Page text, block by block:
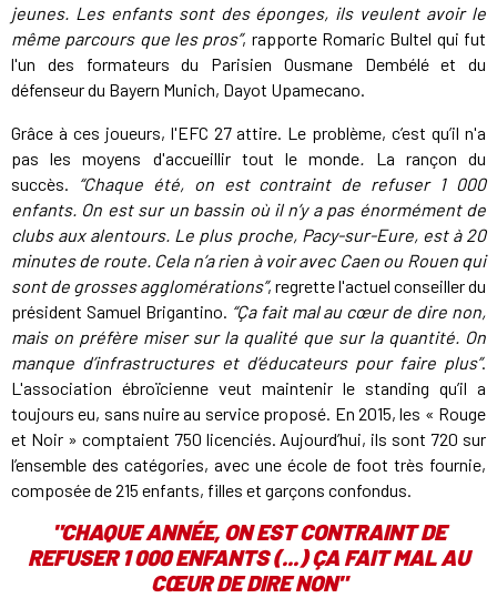
jeunes. Les enfants sont des éponges, ils veulent avoir le
même parcours que les pros”, rapporte Romaric Bultel qui fut
l'un des formateurs du Parisien Ousmane Dembélé et du
défenseur du Bayern Munich, Dayot Upamecano.
Grâce à ces joueurs, l'EFC 27 attire. Le problème, c’est qu’il n'a
pas les moyens d'accueillir tout le monde. La rançon du
succès. “Chaque été, on est contraint de refuser 1 000
enfants. On est sur un bassin où il n’y a pas énormément de
clubs aux alentours. Le plus proche, Pacy-sur-Eure, est à 20
minutes de route. Cela n’a rien à voir avec Caen ou Rouen qui
sont de grosses agglomérations”, regrette l'actuel conseiller du
président Samuel Brigantino. “Ça fait mal au cœur de dire non,
mais on préfère miser sur la qualité que sur la quantité. On
manque d’infrastructures et d’éducateurs pour faire plus”.
L'association ébroïcienne veut maintenir le standing qu’il a
toujours eu, sans nuire au service proposé. En 2015, les « Rouge
et Noir » comptaient 750 licenciés. Aujourd’hui, ils sont 720 sur
l’ensemble des catégories, avec une école de foot très fournie,
composée de 215 enfants, filles et garçons confondus.
"CHAQUE ANNÉE, ON EST CONTRAINT DE
REFUSER 1 000 ENFANTS (...) ÇA FAIT MAL AU
CŒUR DE DIRE NON"